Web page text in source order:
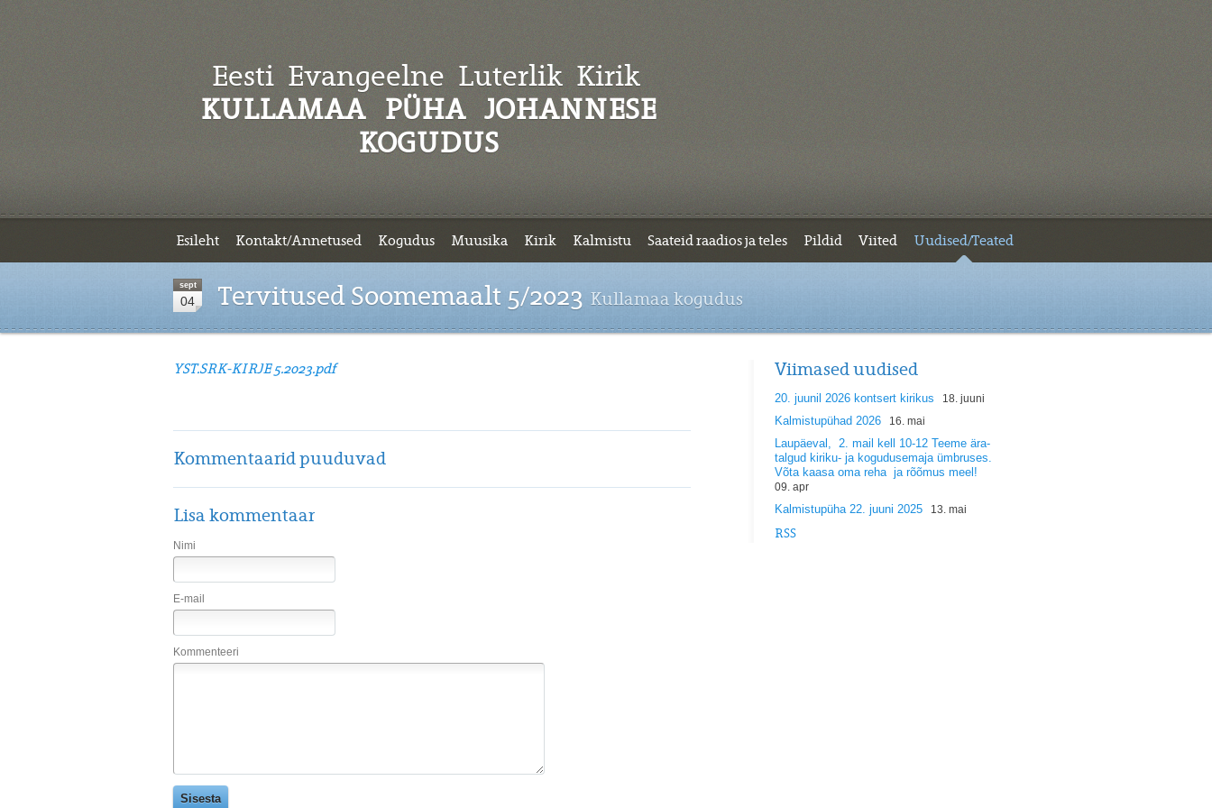
Eesti Evangeelne Luterlik Kirik
KULLAMAA PÜHA JOHANNESE
KOGUDUS
Esileht Kontakt/Annetused Kogudus Muusika Kirik Kalmistu Saateid raadios ja teles Pildid Viited Uudised/Teated
sept
04 Tervitused Soomemaalt 5/2023 Kullamaa kogudus
YST.SRK-KIRJE 5.2023.pdf
Kommentaarid puuduvad
Lisa kommentaar
Nimi
E-mail
Kommenteeri
Viimased uudised
20. juunil 2026 kontsert kirikus 18. juuni
Kalmistupühad 2026 16. mai
Laupäeval, 2. mail kell 10-12 Teeme ära-
talgud kiriku- ja kogudusemaja ümbruses.
Võta kaasa oma reha ja rõõmus meel!
09. apr
Kalmistupüha 22. juuni 2025 13. mai
RSS